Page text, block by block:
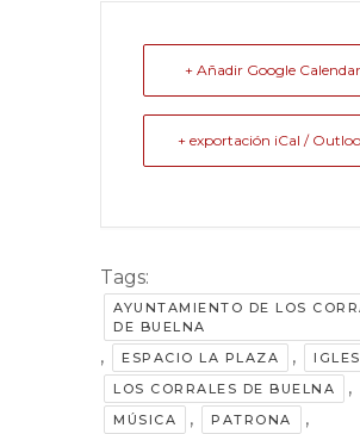
+ Añadir Google Calendar
+ exportación iCal /
Tags:
AYUNTAMIENTO DE LOS
DE BUELNA
, ESPACIO LA PLAZA ,
LOS CORRALES DE BUELNA ,
MÚSICA , PATRONA ,